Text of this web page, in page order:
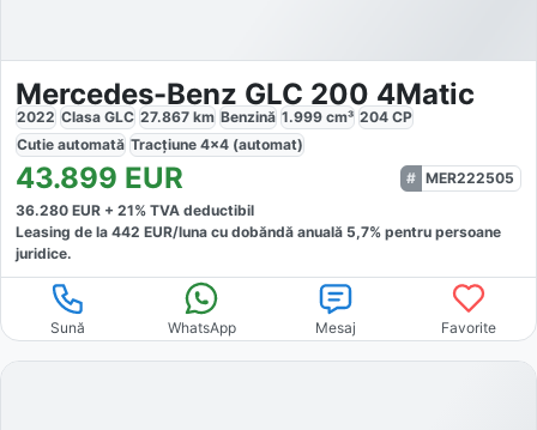
Mercedes-Benz GLC 200 4Matic
2022 Clasa GLC 27.867 km Benzină 1.999 cm³ 204 CP
Cutie automată Tracțiune 4x4 (automat)
43.899 EUR
MER222505
36.280 EUR + 21% TVA deductibil
Leasing de la 442 EUR/luna cu dobăndă anuală 5,7% pentru persoane
juridice.
Sună WhatsApp Mesaj Favorite